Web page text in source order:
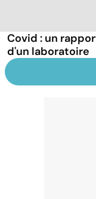
Covid : un
d'un laboratoire